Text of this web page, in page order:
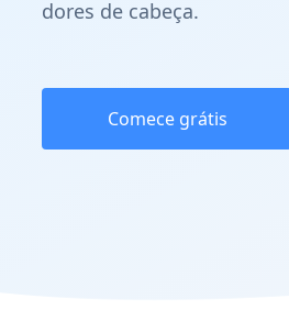
dores de cabeça.
Comece grátis